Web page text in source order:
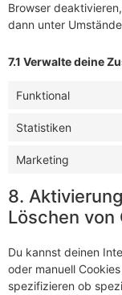
Browser
dann unter
7.1 Verwalte deine
Funktional
Statistiken
Marketing
8.
Löschen von
Du kannst deinen
oder manuell
spezifizieren ob